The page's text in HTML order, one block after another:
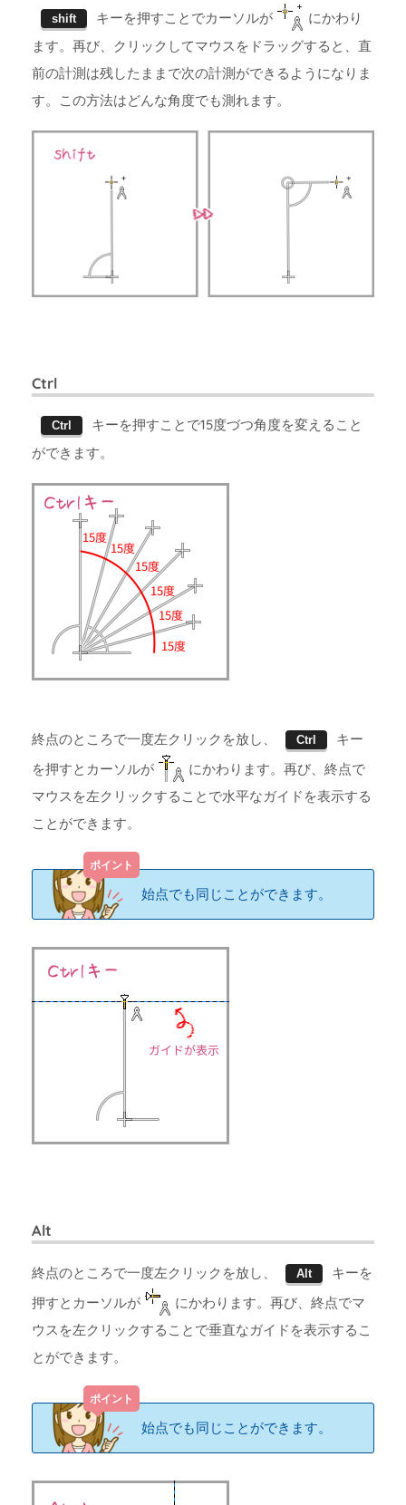
shift キーを押すことでカーソルが
にかわり
ます。再び、クリックしてマウスをドラッグすると、直
前の計測は残したままで次の計測ができるようになりま
す。この方法はどんな角度でも測れます。
Ctrl
Ctrl
キーを押すことで15度づつ角度を変えること
ができます。
終点のところで一度左クリックを放し、 Ctrl
キー
を押すとカーソルが
にかわります。再び、終点で
マウスを左クリックすることで水平なガイドを表示する
ことができます。
始点でも同じことができます。
Alt
終点のところで一度左クリックを放し、 Alt
キーを
押すとカーソルが
にかわります。再び、終点でマ
ウスを左クリックすることで垂直なガイドを表示するこ
とができます。
始点でも同じことができます。